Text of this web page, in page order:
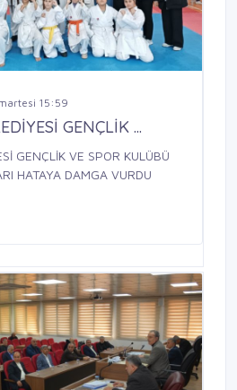
15:59
GENÇLİK ...
GENÇLİK VE SPOR KULÜBÜ
HATAYA DAMGA VURDU